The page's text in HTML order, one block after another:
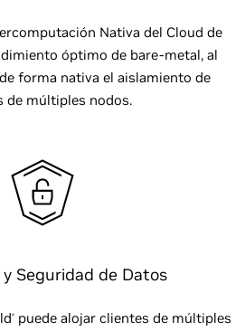
Nativa del Cloud de
óptimo de bare-metal, al
forma nativa el aislamiento de
de múltiples nodos.
Seguridad de Datos
®puede alojar clientes de múltiples